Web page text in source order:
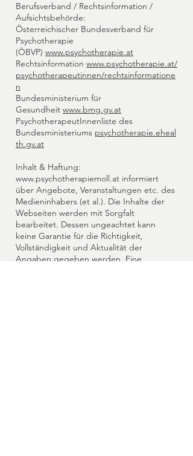
Berufsverband / Rechtsinformation /
Aufsichtsbehörde:
Österreichischer Bundesverband für
Psychotherapie
(ÖBVP) www.psychotherapie.at
Rechtsinformation www.psychotherapie.at/
psychotherapeutinnen/rechtsinformatione
n
Bundesministerium für
Gesundheit www.bmg.gv.at
PsychotherapeutInnenliste des
Bundesministeriums psychotherapie.eheal
th.gv.at
Inhalt & Haftung:
www.psychotherapiemoll.at informiert
über Angebote, Veranstaltungen etc. des
Medieninhabers (et al.). Die Inhalte der
Webseiten werden mit Sorgfalt
bearbeitet. Dessen ungeachtet kann
keine Garantie für die Richtigkeit,
Vollständigkeit und Aktualität der
Angaben gegeben werden. Eine